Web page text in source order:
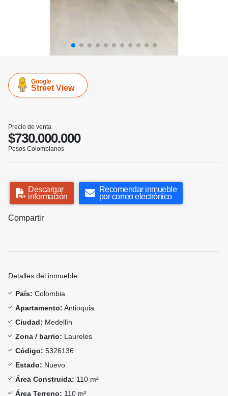
Google
Street View
Precio de venta
$730.000.000
Pesos Colombianos
Descargar
información
Recomendar inmueble
por correo electrónico
Compartir
Detalles del inmueble :
País: Colombia
Apartamento: Antioquia
Ciudad: Medellín
Zona / barrio: Laureles
Código: 5326136
Estado: Nuevo
Área Construida: 110 m²
Área Terreno: 110 m²